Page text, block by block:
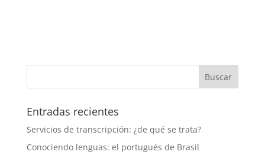
Entradas recientes
Servicios de transcripción: ¿de qué se trata?
Conociendo lenguas: el portugués de Brasil